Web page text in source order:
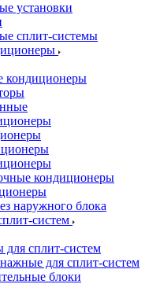
установки
сплит-системы
кондиционеры
кондиционеры
наружного блока
систем
для сплит-систем
для сплит-систем
блоки